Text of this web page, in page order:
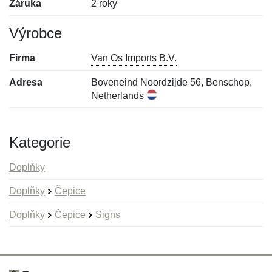
Záruka 2 roky
Výrobce
Firma Van Os Imports B.V.
Adresa
Boveneind Noordzijde 56, Benschop,
Netherlands
Kategorie
Doplňky
Doplňky Čepice
Doplňky Čepice Signs
Hodnocení:
Jméno: